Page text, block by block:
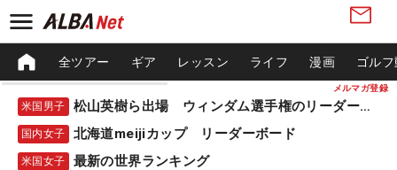
メルマガ登録
全ツアー ギア レッスン ライフ 漫画 ゴル
米国男子 松山英樹ら出場 ウィンダム選手権のリーダーボード
国内女子 北海道meijiカップ リーダーボード
米国女子 最新の世界ランキング